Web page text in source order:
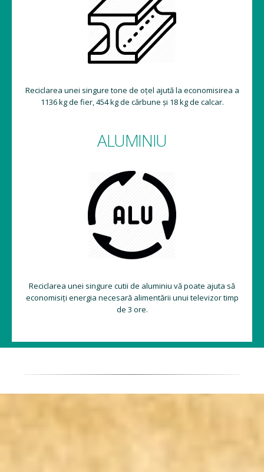
Reciclarea unei singure tone de oțel ajută la economisirea a
1136 kg de fier, 454 kg de cărbune și 18 kg de calcar.
ALUMINIU
Reciclarea unei singure cutii de aluminiu vă poate ajuta să
economisiți energia necesară alimentării unui televizor timp
de 3 ore.